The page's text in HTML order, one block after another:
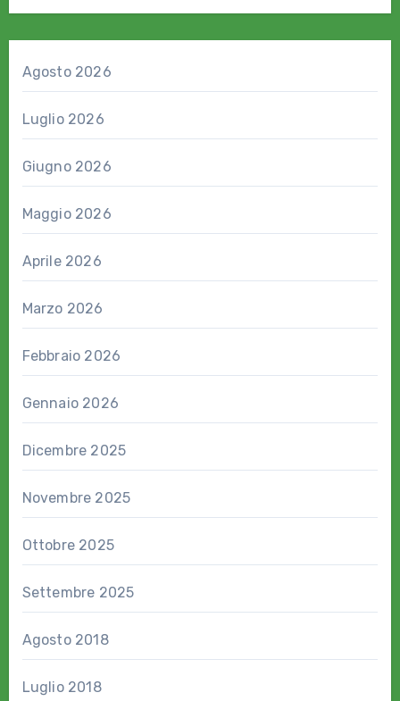
Agosto 2026
Luglio 2026
Giugno 2026
Maggio 2026
Aprile 2026
Marzo 2026
Febbraio 2026
Gennaio 2026
Dicembre 2025
Novembre 2025
Ottobre 2025
Settembre 2025
Agosto 2018
Luglio 2018